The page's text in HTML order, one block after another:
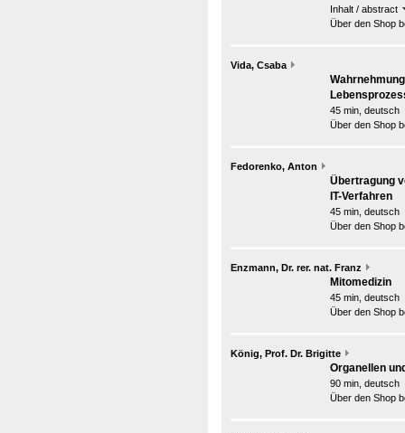
Inhalt / abstract
Über den Shop
Vida, Csaba
45 min, deutsch
Über den Shop
Fedorenko, Anton
Übertragung
IT-Verfahren
45 min, deutsch
Über den Shop
Enzmann, Dr. rer. nat. Franz
Mitomedizin
45 min, deutsch
Über den Shop
König, Prof. Dr. Brigitte
Organellen
90 min, deutsch
Über den Shop